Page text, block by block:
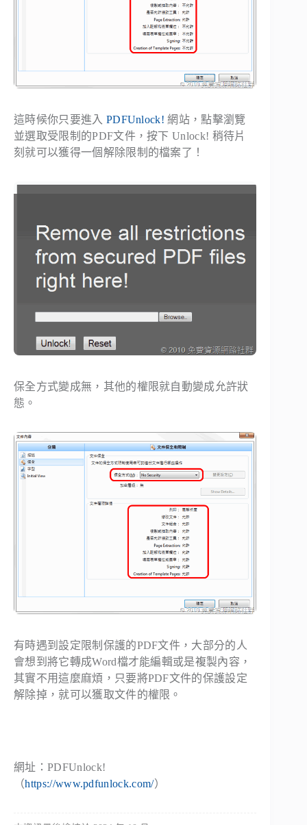
這時候你只要進入 PDFUnlock! 網站，點擊瀏覽
並選取受限制的PDF文件，按下 Unlock! 稍待片
刻就可以獲得一個解除限制的檔案了！
保全方式變成無，其他的權限就自動變成允許狀
態。
有時遇到設定限制保護的PDF文件，大部分的人
會想到將它轉成Word檔才能編輯或是複製內容，
其實不用這麼麻煩，只要將PDF文件的保護設定
解除掉，就可以獲取文件的權限。
網址：PDFUnlock!
（https://www.pdfunlock.com/）